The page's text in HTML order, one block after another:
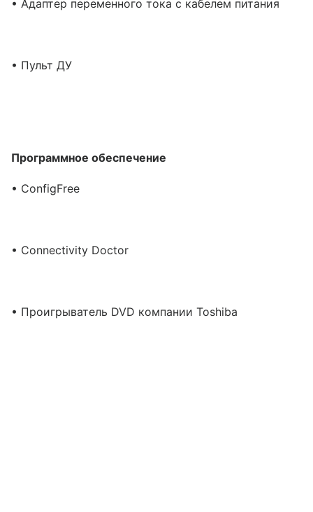
• Адаптер переменного тока с кабелем питания
• Пульт ДУ
Программное обеспечение
• ConfigFree
• Connectivity Doctor
• Проигрыватель DVD компании Toshiba